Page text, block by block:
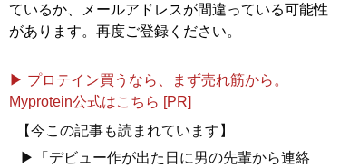
ているか、メールアドレスが間違っている可能性
があります。再度ご登録ください。
▶ プロテイン買うなら、まず売れ筋から。
Myprotein公式はこちら [PR]
【今この記事も読まれています】
▶「デビュー作が出た日に男の先輩から連絡